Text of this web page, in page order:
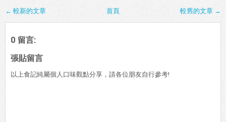
← 較新的文章 較舊的文章 →
首頁
0 留言:
張貼留言
以上食記純屬個人口味觀點分享，請各位朋友自行參考!